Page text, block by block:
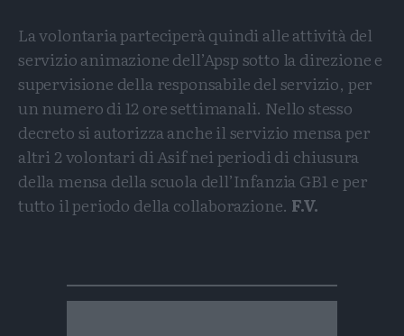
La volontaria parteciperà quindi alle attività del
servizio animazione dell’Apsp sotto la direzione e
supervisione della responsabile del servizio, per
un numero di 12 ore settimanali. Nello stesso
decreto si autorizza anche il servizio mensa per
altri 2 volontari di Asif nei periodi di chiusura
della mensa della scuola dell’Infanzia GB1 e per
tutto il periodo della collaborazione. F.V.